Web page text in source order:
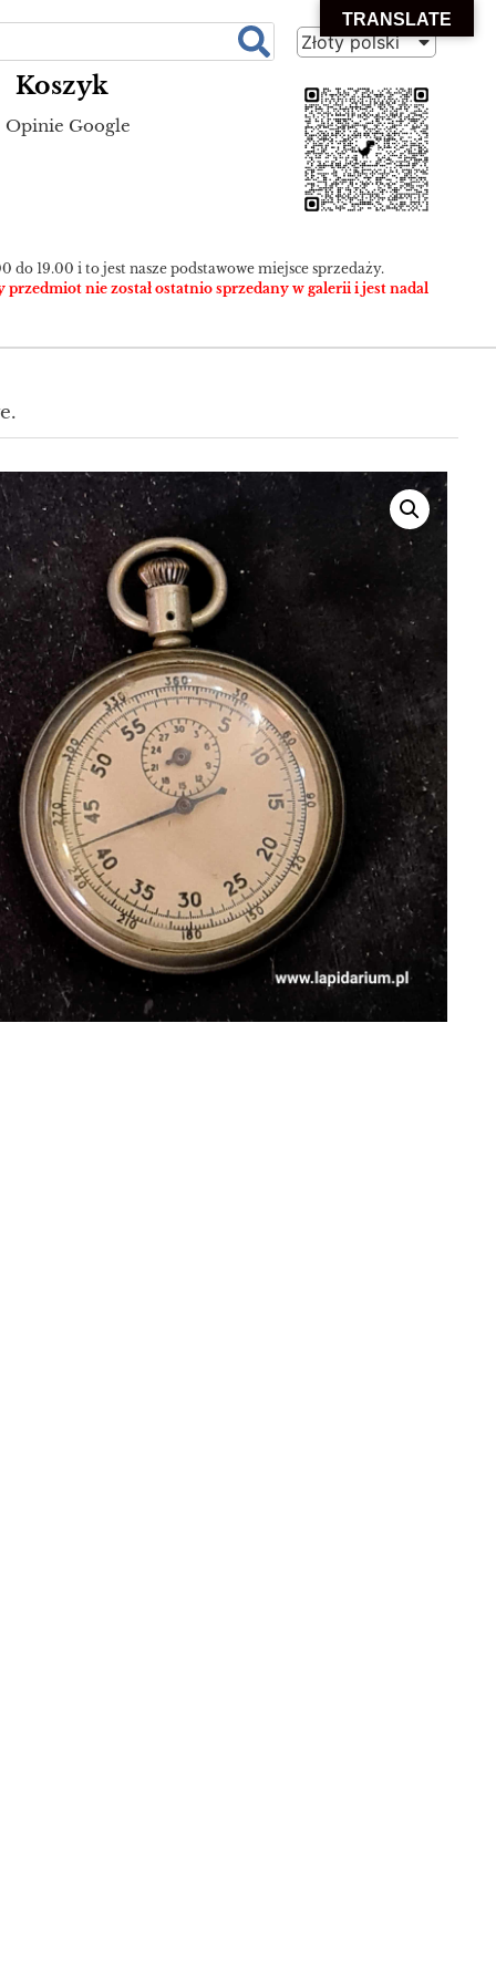
Koszyk
Opinie Google
Złoty polski
do 19.00 i to jest nasze podstawowe miejsce sprzedaży.
nie został ostatnio sprzedany w galerii i jest nadal
TRANSLATE